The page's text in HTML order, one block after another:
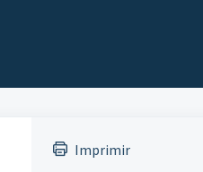
Imprimir